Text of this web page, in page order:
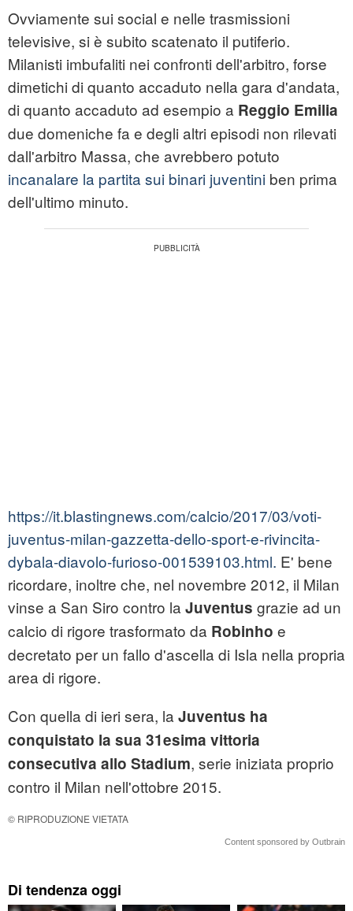
Ovviamente sui social e nelle trasmissioni
televisive, si è subito scatenato il putiferio.
Milanisti imbufaliti nei confronti dell'arbitro, forse
dimetichi di quanto accaduto nella gara d'andata,
di quanto accaduto ad esempio a Reggio Emilia
due domeniche fa e degli altri episodi non rilevati
dall'arbitro Massa, che avrebbero potuto
incanalare la partita sui binari juventini ben prima
dell'ultimo minuto.
https://it.blastingnews.com/calcio/2017/03/voti-
juventus-milan-gazzetta-dello-sport-e-rivincita-
dybala-diavolo-furioso-001539103.html. E' bene
ricordare, inoltre che, nel novembre 2012, il Milan
vinse a San Siro contro la Juventus grazie ad un
calcio di rigore trasformato da Robinho e
decretato per un fallo d'ascella di Isla nella propria
area di rigore.
Con quella di ieri sera, la Juventus ha
conquistato la sua 31esima vittoria
consecutiva allo Stadium, serie iniziata proprio
contro il Milan nell'ottobre 2015.
© RIPRODUZIONE VIETATA
Content sponsored by Outbrain
Di tendenza oggi